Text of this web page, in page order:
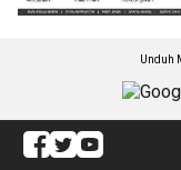
Unduh